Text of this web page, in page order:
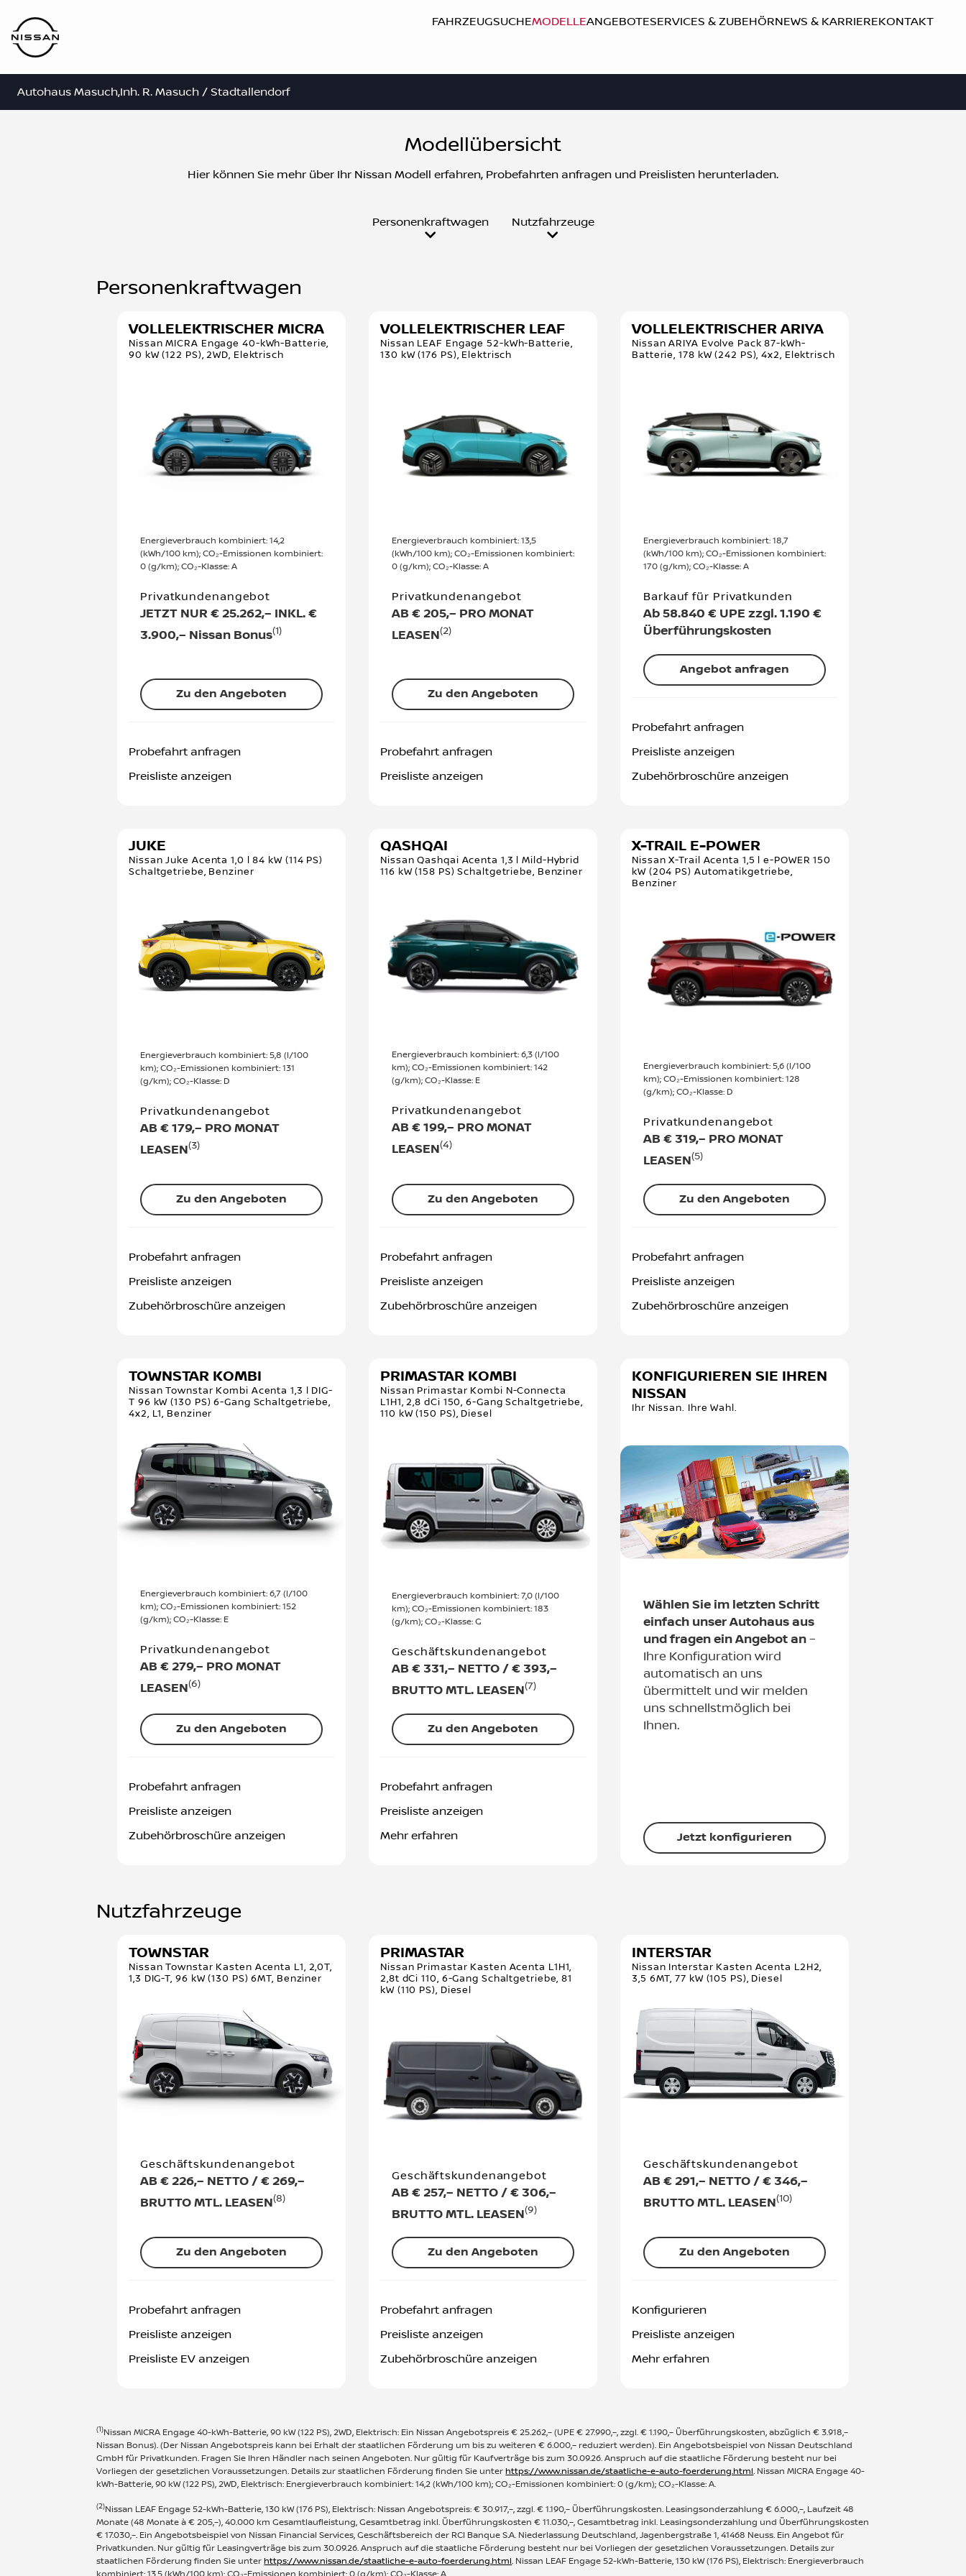
FAHRZEUGSUCHEMODELLEANGEBOTESERVICES & ZUBEHÖRNEWS & KARRIEREKONTAKT
Autohaus Masuch,Inh. R. Masuch / Stadtallendorf
Modellübersicht
Hier können Sie mehr über Ihr Nissan Modell erfahren, Probefahrten anfragen und Preislisten herunterladen.
Personenkraftwagen Nutzfahrzeuge
Personenkraftwagen
VOLLELEKTRISCHER MICRA
Nissan MICRA Engage 40-kWh-Batterie,
90 kW (122 PS), 2WD, Elektrisch
Energieverbrauch kombiniert: 14,2
(kWh/100 km); CO₂-Emissionen kombiniert:
0 (g/km); CO₂-Klasse: A
Privatkundenangebot
JETZT NUR € 25.262,– INKL. €
3.900,– Nissan Bonus(1)
Zu den Angeboten
Probefahrt anfragen
Preisliste anzeigen
VOLLELEKTRISCHER LEAF
Nissan LEAF Engage 52-kWh-Batterie,
130 kW (176 PS), Elektrisch
Energieverbrauch kombiniert: 13,5
(kWh/100 km); CO₂-Emissionen kombiniert:
0 (g/km); CO₂-Klasse: A
Privatkundenangebot
AB € 205,– PRO MONAT
LEASEN(2)
Zu den Angeboten
Probefahrt anfragen
Preisliste anzeigen
VOLLELEKTRISCHER ARIYA
Nissan ARIYA Evolve Pack 87-kWh-
Batterie, 178 kW (242 PS), 4x2, Elektrisch
Energieverbrauch kombiniert: 18,7
(kWh/100 km); CO₂-Emissionen kombiniert:
170 (g/km); CO₂-Klasse: A
Barkauf für Privatkunden
Ab 58.840 € UPE zzgl. 1.190 €
Überführungskosten
Angebot anfragen
Probefahrt anfragen
Preisliste anzeigen
Zubehörbroschüre anzeigen
JUKE
Nissan Juke Acenta 1,0 l 84 kW (114 PS)
Schaltgetriebe, Benziner
Energieverbrauch kombiniert: 5,8 (l/100
km); CO₂-Emissionen kombiniert: 131
(g/km); CO₂-Klasse: D
Privatkundenangebot
AB € 179,– PRO MONAT
LEASEN(3)
Zu den Angeboten
Probefahrt anfragen
Preisliste anzeigen
Zubehörbroschüre anzeigen
QASHQAI
Nissan Qashqai Acenta 1,3 l Mild-Hybrid
116 kW (158 PS) Schaltgetriebe, Benziner
Energieverbrauch kombiniert: 6,3 (l/100
km); CO₂-Emissionen kombiniert: 142
(g/km); CO₂-Klasse: E
Privatkundenangebot
AB € 199,– PRO MONAT
LEASEN(4)
Zu den Angeboten
Probefahrt anfragen
Preisliste anzeigen
Zubehörbroschüre anzeigen
X-TRAIL E-POWER
Nissan X-Trail Acenta 1,5 l e-POWER 150
kW (204 PS) Automatikgetriebe,
Benziner
Energieverbrauch kombiniert: 5,6 (l/100
km); CO₂-Emissionen kombiniert: 128
(g/km); CO₂-Klasse: D
Privatkundenangebot
AB € 319,– PRO MONAT
LEASEN(5)
Zu den Angeboten
Probefahrt anfragen
Preisliste anzeigen
Zubehörbroschüre anzeigen
TOWNSTAR KOMBI
Nissan Townstar Kombi Acenta 1,3 l DIG-
T 96 kW (130 PS) 6-Gang Schaltgetriebe,
4x2, L1, Benziner
Energieverbrauch kombiniert: 6,7 (l/100
km); CO₂-Emissionen kombiniert: 152
(g/km); CO₂-Klasse: E
Privatkundenangebot
AB € 279,– PRO MONAT
LEASEN(6)
Zu den Angeboten
Probefahrt anfragen
Preisliste anzeigen
Zubehörbroschüre anzeigen
PRIMASTAR KOMBI
Nissan Primastar Kombi N-Connecta
L1H1, 2,8 dCi 150, 6-Gang Schaltgetriebe,
110 kW (150 PS), Diesel
Energieverbrauch kombiniert: 7,0 (l/100
km); CO₂-Emissionen kombiniert: 183
(g/km); CO₂-Klasse: G
Geschäftskundenangebot
AB € 331,– NETTO / € 393,–
BRUTTO MTL. LEASEN(7)
Zu den Angeboten
Probefahrt anfragen
Preisliste anzeigen
Mehr erfahren
KONFIGURIEREN SIE IHREN
NISSAN
Ihr Nissan. Ihre Wahl.
Wählen Sie im letzten Schritt
einfach unser Autohaus aus
und fragen ein Angebot an –
Ihre Konfiguration wird
automatisch an uns
übermittelt und wir melden
uns schnellstmöglich bei
Ihnen.
Jetzt konfigurieren
Nutzfahrzeuge
TOWNSTAR
Nissan Townstar Kasten Acenta L1, 2,0T,
1,3 DIG-T, 96 kW (130 PS) 6MT, Benziner
Geschäftskundenangebot
AB € 226,– NETTO / € 269,–
BRUTTO MTL. LEASEN(8)
Zu den Angeboten
Probefahrt anfragen
Preisliste anzeigen
Preisliste EV anzeigen
PRIMASTAR
Nissan Primastar Kasten Acenta L1H1,
2,8t dCi 110, 6-Gang Schaltgetriebe, 81
kW (110 PS), Diesel
Geschäftskundenangebot
AB € 257,– NETTO / € 306,–
BRUTTO MTL. LEASEN(9)
Zu den Angeboten
Probefahrt anfragen
Preisliste anzeigen
Zubehörbroschüre anzeigen
INTERSTAR
Nissan Interstar Kasten Acenta L2H2,
3,5 6MT, 77 kW (105 PS), Diesel
Geschäftskundenangebot
AB € 291,– NETTO / € 346,–
BRUTTO MTL. LEASEN(10)
Zu den Angeboten
Konfigurieren
Preisliste anzeigen
Mehr erfahren
(1)Nissan MICRA Engage 40-kWh-Batterie, 90 kW (122 PS), 2WD, Elektrisch: Ein Nissan Angebotspreis € 25.262,– (UPE € 27.990,–, zzgl. € 1.190,– Überführungskosten, abzüglich € 3.918,–
Nissan Bonus). (Der Nissan Angebotspreis kann bei Erhalt der staatlichen Förderung um bis zu weiteren € 6.000,– reduziert werden). Ein Angebotsbeispiel von Nissan Deutschland
GmbH für Privatkunden. Fragen Sie Ihren Händler nach seinen Angeboten. Nur gültig für Kaufverträge bis zum 30.09.26. Anspruch auf die staatliche Förderung besteht nur bei
Vorliegen der gesetzlichen Voraussetzungen. Details zur staatlichen Förderung finden Sie unter https://www.nissan.de/staatliche-e-auto-foerderung.html. Nissan MICRA Engage 40-
kWh-Batterie, 90 kW (122 PS), 2WD, Elektrisch: Energieverbrauch kombiniert: 14,2 (kWh/100 km); CO₂-Emissionen kombiniert: 0 (g/km); CO₂-Klasse: A.
(2)Nissan LEAF Engage 52-kWh-Batterie, 130 kW (176 PS), Elektrisch: Nissan Angebotspreis: € 30.917,–, zzgl. € 1.190,– Überführungskosten. Leasingsonderzahlung € 6.000,–, Laufzeit 48
Monate (48 Monate à € 205,–), 40.000 km Gesamtlaufleistung, Gesamtbetrag inkl. Überführungskosten € 11.030,–, Gesamtbetrag inkl. Leasingsonderzahlung und Überführungskosten
€ 17.030,–. Ein Angebotsbeispiel von Nissan Financial Services, Geschäftsbereich der RCI Banque S.A. Niederlassung Deutschland, Jagenbergstraße 1, 41468 Neuss. Ein Angebot für
Privatkunden. Nur gültig für Leasingverträge bis zum 30.09.26. Anspruch auf die staatliche Förderung besteht nur bei Vorliegen der gesetzlichen Voraussetzungen. Details zur
staatlichen Förderung finden Sie unter https://www.nissan.de/staatliche-e-auto-foerderung.html. Nissan LEAF Engage 52-kWh-Batterie, 130 kW (176 PS), Elektrisch: Energieverbrauch